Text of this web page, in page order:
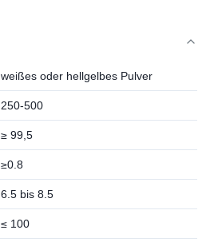
weißes oder hellgelbes Pulver
250-500
≥ 99,5
≥0.8
6.5 bis 8.5
≤ 100